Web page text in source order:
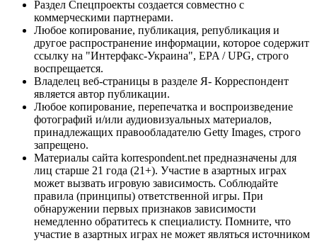
Раздел Спецпроекты создается совместно с
коммерческими партнерами.
Любое копирование, публикация, републикация и
другое распространение информации, которое содержит
ссылку на "Интерфакс-Украина", EPA / UPG, строго
воспрещается.
Владелец веб-страницы в разделе Я- Корреспондент
является автор публикации.
Любое копирование, перепечатка и воспроизведение
фотографий и/или аудиовизуальных материалов,
принадлежащих правообладателю Getty Images, строго
запрещено.
Материалы сайта korrespondent.net предназначены для
лиц старше 21 года (21+). Участие в азартных играх
может вызвать игровую зависимость. Соблюдайте
правила (принципы) ответственной игры. При
обнаружении первых признаков зависимости
немедленно обратитесь к специалисту. Помните, что
участие в азартных играх не может являться источником